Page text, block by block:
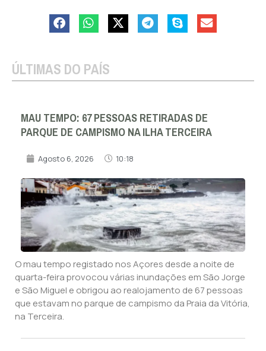
ÚLTIMAS DO PAÍS
MAU TEMPO: 67 PESSOAS RETIRADAS DE
PARQUE DE CAMPISMO NA ILHA TERCEIRA
Agosto 6, 2026 10:18
O mau tempo registado nos Açores desde a noite de
quarta-feira provocou várias inundações em São Jorge
e São Miguel e obrigou ao realojamento de 67 pessoas
que estavam no parque de campismo da Praia da Vitória,
na Terceira.